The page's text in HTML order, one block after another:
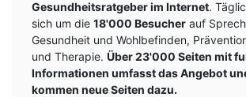
Gesundheitsratgeber im Internet.
sich um die 18'000 Besucher auf
Gesundheit und Wohlbefinden,
und Therapie. Über 23'000 Seiten mit
Informationen umfasst das Angebot
kommen neue Seiten dazu.